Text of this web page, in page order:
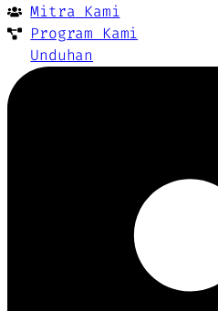
Mitra Kami
Program Kami
Unduhan